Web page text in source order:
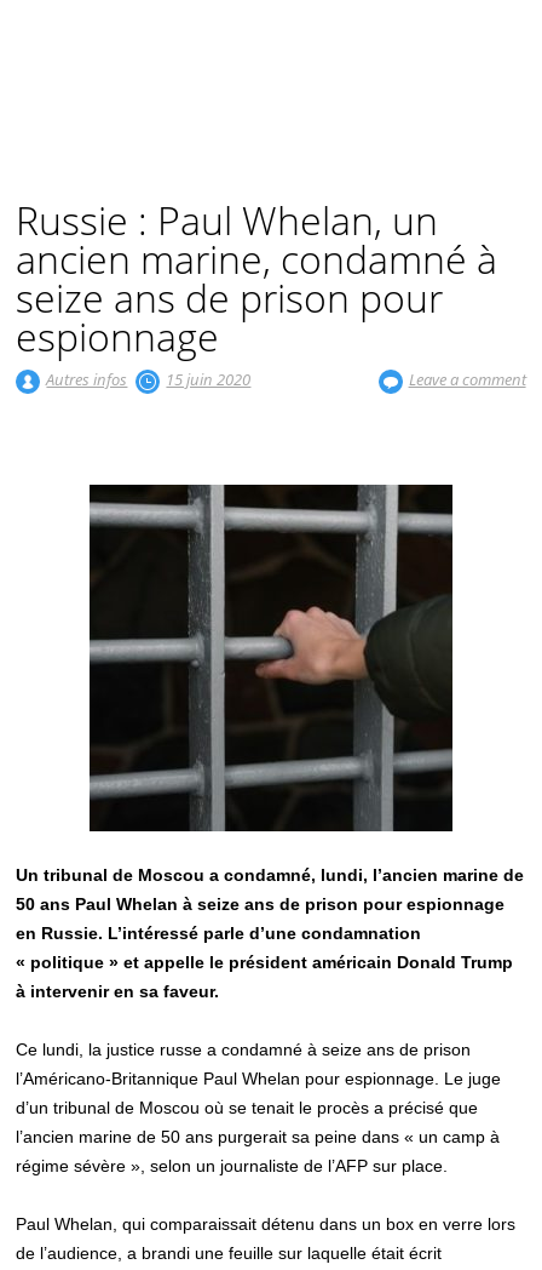
Russie : Paul Whelan, un
ancien marine, condamné à
seize ans de prison pour
espionnage
Autres infos 15 juin 2020 Leave a comment
Un tribunal de Moscou a condamné, lundi, l’ancien marine de
50 ans Paul Whelan à seize ans de prison pour espionnage
en Russie. L’intéressé parle d’une condamnation
« politique » et appelle le président américain Donald Trump
à intervenir en sa faveur.
Ce lundi, la justice russe a condamné à seize ans de prison
l’Américano-Britannique Paul Whelan pour espionnage. Le juge
d’un tribunal de Moscou où se tenait le procès a précisé que
l’ancien marine de 50 ans purgerait sa peine dans « un camp à
régime sévère », selon un journaliste de l’AFP sur place.
Paul Whelan, qui comparaissait détenu dans un box en verre lors
de l’audience, a brandi une feuille sur laquelle était écrit